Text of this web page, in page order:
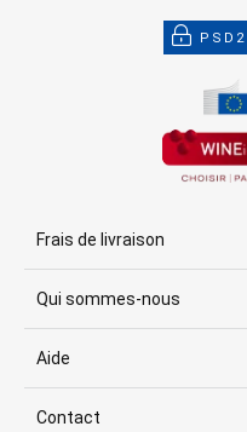
PSD2
Frais de livraison
Qui sommes-nous
Aide
Contact